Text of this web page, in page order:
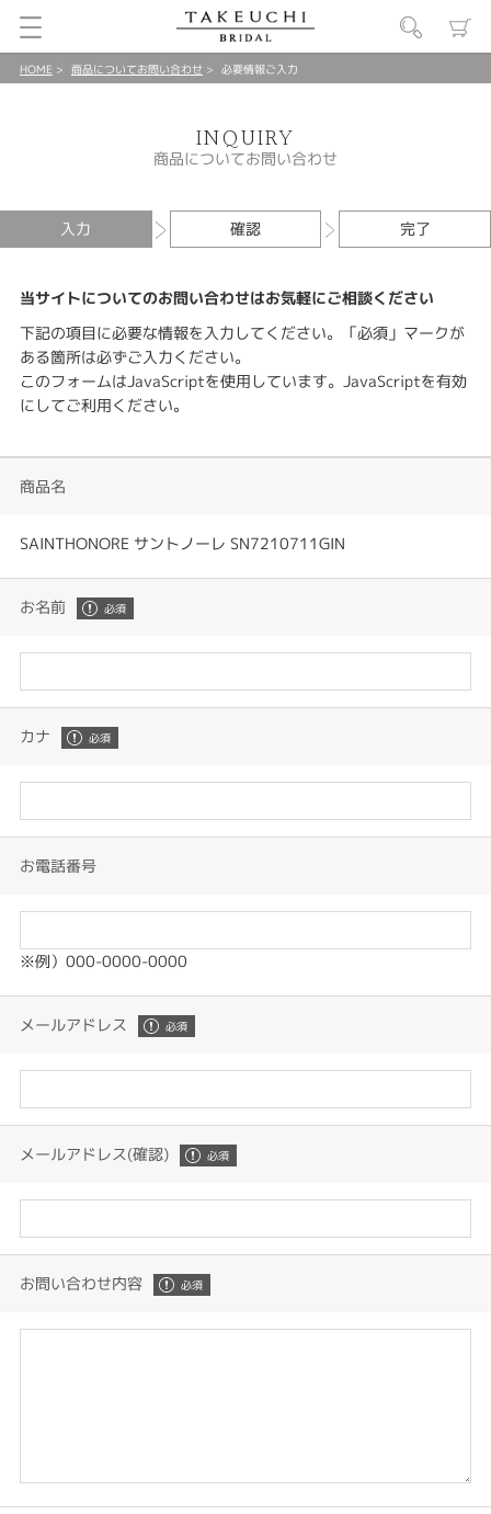
HOME 商品についてお問い合わせ 必要情報ご入力
INQUIRY
商品についてお問い合わせ
入力 確認 完了
当サイトについてのお問い合わせはお気軽にご相談ください
下記の項目に必要な情報を入力してください。「必須」マークが
ある箇所は必ずご入力ください。
このフォームはJavaScriptを使用しています。JavaScriptを有効
にしてご利用ください。
商品名
SAINTHONORE サントノーレ SN7210711GIN
お名前
カナ
お電話番号
※例）000-0000-0000
メールアドレス
メールアドレス(確認)
お問い合わせ内容